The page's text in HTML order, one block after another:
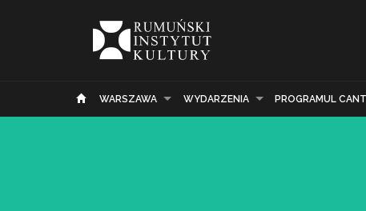
WARSZAWA WYDARZENIA PROGRAMUL